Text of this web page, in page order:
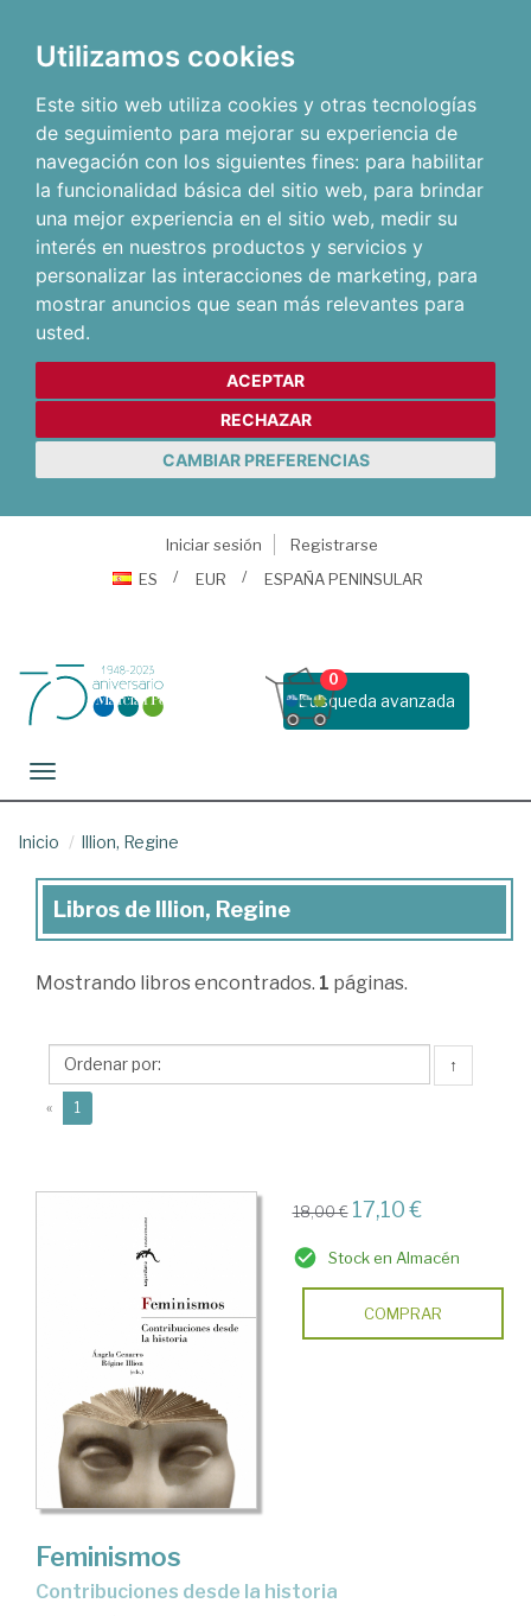
Utilizamos cookies
Este sitio web utiliza cookies y otras tecnologías
de seguimiento para mejorar su experiencia de
navegación con los siguientes fines: para habilitar
la funcionalidad básica del sitio web, para brindar
una mejor experiencia en el sitio web, medir su
interés en nuestros productos y servicios y
personalizar las interacciones de marketing, para
mostrar anuncios que sean más relevantes para
usted.
ACEPTAR
RECHAZAR
CAMBIAR PREFERENCIAS
Iniciar sesión
Registrarse
ES
EUR ESPAÑA PENINSULAR
Busqueda avanzada
0
Toggle navigation
Inicio Illion, Regine
Libros
Illion,
Libros de Illion, Regine
Mostrando libros encontrados. 1 páginas.
↑
« 1
18,00 € 17,10 €
Stock en Almacén
COMPRAR
Feminismos
contribuciones desde la historia